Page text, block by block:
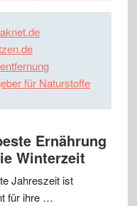
für Naturstoffe
Ernährung
Winterzeit
Jahreszeit ist
für ihre …